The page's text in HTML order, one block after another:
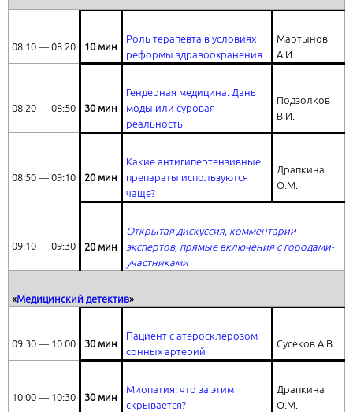
08:10 ― 08:20 10 мин
Роль терапевта в условиях
реформы здравоохранения
Мартынов
А.И.
08:20 ― 08:50 30 мин
Гендерная медицина. Дань
моды или суровая
реальность
Подзолков
В.И.
08:50 ― 09:10 20 мин
Какие антигипертензивные
препараты используются
чаще?
Драпкина
О.М.
09:10 ― 09:30 20 мин
Открытая дискуссия, комментарии
экспертов, прямые включения с городами-
участниками
«Медицинский детектив»
09:30 ― 10:00 30 мин
Пациент с атеросклерозом
сонных артерий
Сусеков А.В.
10:00 ― 10:30 30 мин
Миопатия: что за этим
скрывается?
Драпкина
О.М.